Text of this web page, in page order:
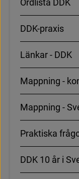
Ord ista DDK
DDK-praxis
Länkar- DDK
Mappning - ko
Mappning -Sv
Praktiska fråg
DDK 10 år i Sv